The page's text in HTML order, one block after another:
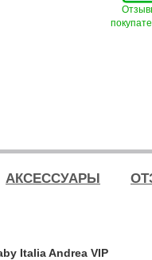
АКСЕССУАРЫ
Italia Andrea VIP